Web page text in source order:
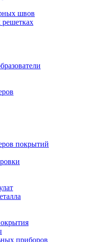
швов
покрытий
приборов